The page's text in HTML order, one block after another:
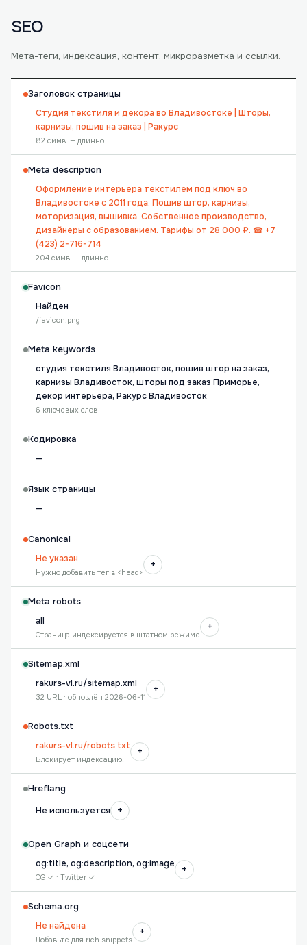
SEO
Мета-теги, индексация, контент, микроразметка и ссылки.
Заголовок страницы
Студия текстиля и декора во Владивостоке | Шторы,
карнизы, пошив на заказ | Ракурс
82 симв. — длинно
Meta description
Оформление интерьера текстилем под ключ во
Владивостоке с 2011 года. Пошив штор, карнизы,
моторизация, вышивка. Собственное производство,
дизайнеры с образованием. Тарифы от 28 000 ₽. ☎ +7
(423) 2-716-714
204 симв. — длинно
Favicon
Найден
/favicon.png
Meta keywords
студия текстиля Владивосток, пошив штор на заказ,
карнизы Владивосток, шторы под заказ Приморье,
декор интерьера, Ракурс Владивосток
6 ключевых слов
Кодировка
—
Язык страницы
—
Canonical
Не указан
Нужно добавить тег в <head>
+
Meta robots
all
Страница индексируется в штатном режиме
+
Sitemap.xml
rakurs-vl.ru/sitemap.xml
32 URL · обновлён 2026-06-11
+
Robots.txt
rakurs-vl.ru/robots.txt
Блокирует индексацию!
+
Hreflang
Не используется
+
Open Graph и соцсети
og:title, og:description, og:image
OG ✓ · Twitter ✓
+
Schema.org
Не найдена
Добавьте для rich snippets
+